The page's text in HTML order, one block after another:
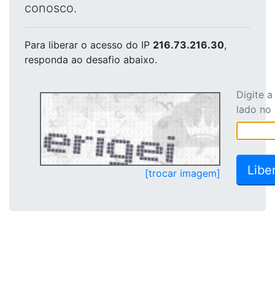
conosco.
Para liberar o acesso do IP 216.73.216.30,
responda ao desafio abaixo.
[trocar imagem]
Digite
lado no